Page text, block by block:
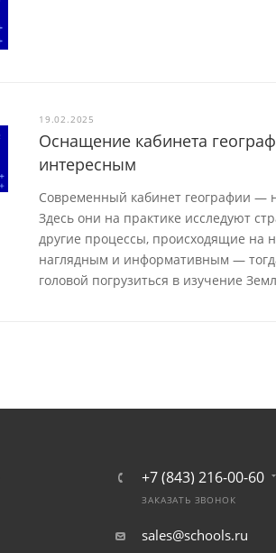
19.02.2025
Оснащение кабинета
интересным
Современный кабинет географии —
Здесь они на практике исследуют
другие процессы, происходящие на
наглядным и информативным —
головой погрузиться в изучение
+7 (843) 216-00-60
ЗАКАЗАТЬ ЗВОНОК
sales@schools.ru